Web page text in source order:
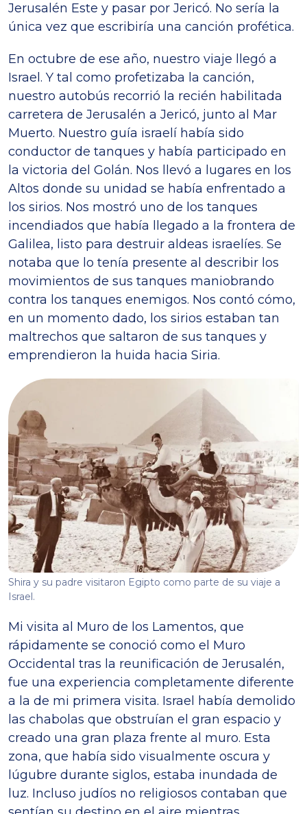
Jerusalén Este y pasar por Jericó. No sería la
única vez que escribiría una canción profética.
En octubre de ese año, nuestro viaje llegó a
Israel. Y tal como profetizaba la canción,
nuestro autobús recorrió la recién habilitada
carretera de Jerusalén a Jericó, junto al Mar
Muerto. Nuestro guía israelí había sido
conductor de tanques y había participado en
la victoria del Golán. Nos llevó a lugares en los
Altos donde su unidad se había enfrentado a
los sirios. Nos mostró uno de los tanques
incendiados que había llegado a la frontera de
Galilea, listo para destruir aldeas israelíes. Se
notaba que lo tenía presente al describir los
movimientos de sus tanques maniobrando
contra los tanques enemigos. Nos contó cómo,
en un momento dado, los sirios estaban tan
maltrechos que saltaron de sus tanques y
emprendieron la huida hacia Siria.
Shira y su padre visitaron Egipto como parte de su viaje a
Israel.
Mi visita al Muro de los Lamentos, que
rápidamente se conoció como el Muro
Occidental tras la reunificación de Jerusalén,
fue una experiencia completamente diferente
a la de mi primera visita. Israel había demolido
las chabolas que obstruían el gran espacio y
creado una gran plaza frente al muro. Esta
zona, que había sido visualmente oscura y
lúgubre durante siglos, estaba inundada de
luz. Incluso judíos no religiosos contaban que